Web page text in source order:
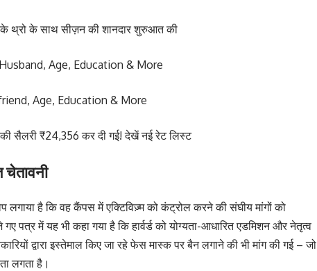
थ्रो के साथ सीज़न की शानदार शुरुआत की
Age, Education & More
Age, Education & More
सैलरी ₹24,356 कर दी गई! देखें नई रेट लिस्ट
लगाया है कि वह कैंपस में एक्टिविज़्म को कंट्रोल करने की संघीय मांगों को
में यह भी कहा गया है कि हार्वर्ड को योग्यता-आधारित एडमिशन और नेतृत्व
द्वारा इस्तेमाल किए जा रहे फेस मास्क पर बैन लगाने की भी मांग की गई – जो
लगता है।